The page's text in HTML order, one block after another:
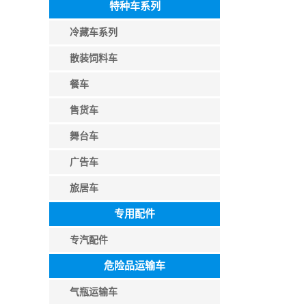
特种车系列
冷藏车系列
散装饲料车
餐车
售货车
舞台车
广告车
旅居车
专用配件
专汽配件
危险品运输车
气瓶运输车